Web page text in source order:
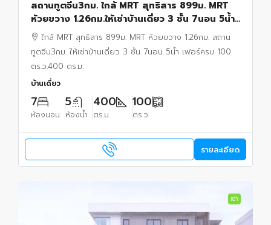
สถานทูตจีน3กม. ใกล้ MRT สุทธิสาร 899ม. MRT
ห้วยขวาง 1.26กม.ให้เช่าบ้านเดี่ยว 3 ชั้น 7นอน 5น้ำ
เฟอร์ครบ 100 ตร.ว.400 ตร.ม.
ใกล้ MRT สุทธิสาร 899ม. MRT ห้วยขวาง 1.26กม. สถาน
ทูตจีน3กม. ให้เช่าบ้านเดี่ยว 3 ชั้น 7นอน 5น้ำ เฟอร์ครบ 100
ตร.ว.400 ตร.ม.
บ้านเดี่ยว
7
ห้องนอน
5
ห้องน้ำ
400
ตร.ม.
100
ตร.ว.
รายละเอียด
เช่า